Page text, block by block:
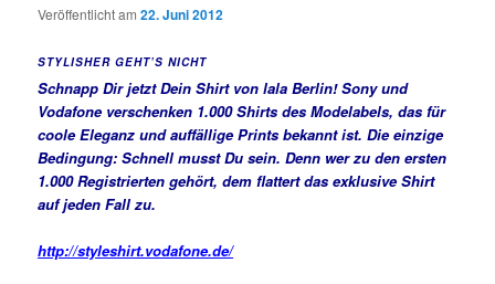
Veröffentlicht am22. Juni 2012
STYLISHER GEHT’S NICHT
Schnapp Dir jetzt Dein Shirt von lala Berlin! Sony und
Vodafone verschenken 1.000 Shirts des Modelabels, das für
coole Eleganz und auffällige Prints bekannt ist. Die einzige
Bedingung: Schnell musst Du sein. Denn wer zu den ersten
1.000 Registrierten gehört, dem flattert das exklusive Shirt
auf jeden Fall zu.
http://styleshirt.vodafone.de/